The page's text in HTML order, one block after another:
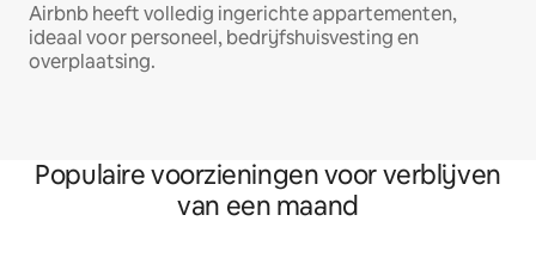
Airbnb heeft volledig ingerichte appartementen,
ideaal voor personeel, bedrijfshuisvesting en
overplaatsing.
Populaire voorzieningen voor verblijven
van een maand